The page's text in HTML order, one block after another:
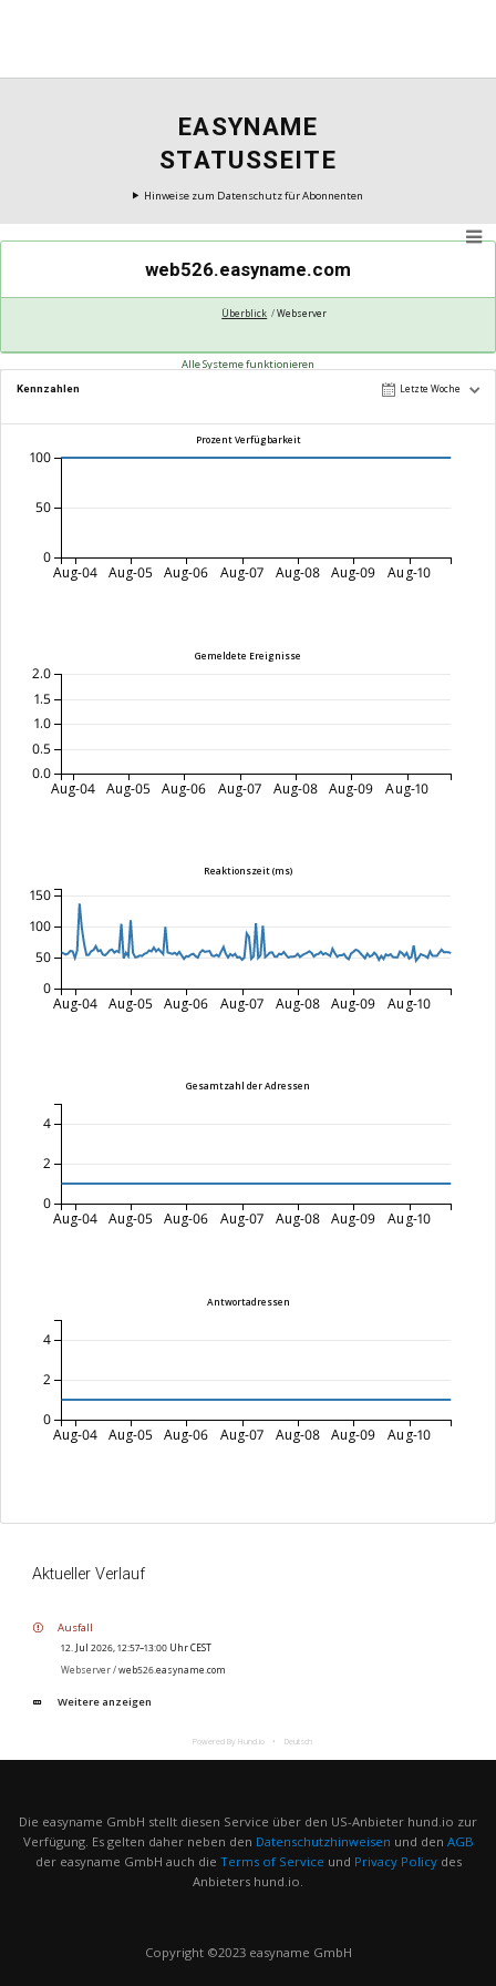
EASYNAME
STATUSSEITE
Hinweise zum Datenschutz für Abonnenten
web526.easyname.com
Überblick Webserver
Alle Systeme funktionieren
Kennzahlen Letzte Woche
Prozent Verfügbarkeit
Aug-04 Aug-05 Aug-06 Aug-07 Aug-08 Aug-09 Aug-10
0
50
100
Gemeldete Ereignisse
Aug-04 Aug-05 Aug-06 Aug-07 Aug-08 Aug-09 Aug-10
0.0
0.5
1.0
1.5
2.0
Reaktionszeit (ms)
Aug-04 Aug-05 Aug-06 Aug-07 Aug-08 Aug-09 Aug-10
0
50
100
150
Gesamtzahl der Adressen
Aug-04 Aug-05 Aug-06 Aug-07 Aug-08 Aug-09 Aug-10
0
2
4
Antwortadressen
Aug-04 Aug-05 Aug-06 Aug-07 Aug-08 Aug-09 Aug-10
0
2
4
Aktueller Verlauf
Ausfall
12. Jul 2026, 12:57–13:00 Uhr CEST
Webserver /web526.easyname.com
Weitere anzeigen
Powered By Hund.io Deutsch
Die easyname GmbH stellt diesen Service über den US-Anbieter hund.io zur
Verfügung. Es gelten daher neben den Datenschutzhinweisen und den AGB
der easyname GmbH auch die Terms of Service und Privacy Policydes
Anbieters hund.io.
Copyright ©2023 easyname GmbH